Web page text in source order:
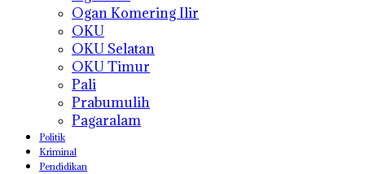
Ogan Komering Ilir
OKU
OKU Selatan
OKU Timur
Pali
Prabumulih
Pagaralam
Politik
Kriminal
Pendidikan